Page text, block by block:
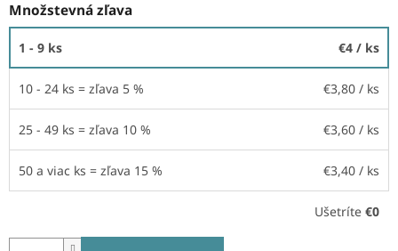
Množstevná zľava
1 - 9 ks €4 / ks
10 - 24 ks = zľava 5 % €3,80 / ks
25 - 49 ks = zľava 10 % €3,60 / ks
50 a viac ks = zľava 15 % €3,40 / ks
Ušetríte €0